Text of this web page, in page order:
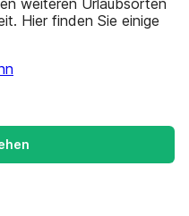
Hier finden Sie einige